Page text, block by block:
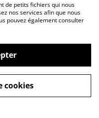
Conditions légales
des cookies
de petits fichiers qui nous
nos services afin que nous
pouvez également consulter
cookies